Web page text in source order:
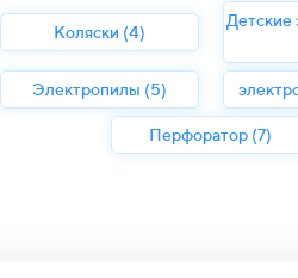
Коляски (4)
Детские
Электропилы (5)
Перфоратор (7)